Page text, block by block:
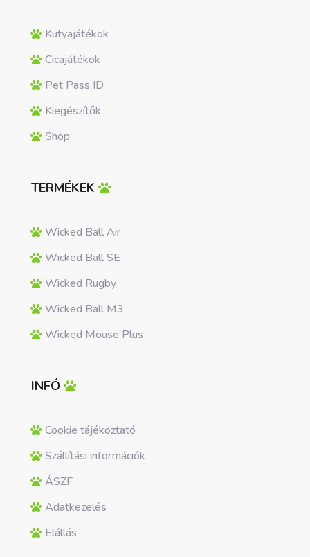
Kutyajátékok
Cicajátékok
Pet Pass ID
Kiegészítők
Shop
TERMÉKEK
Wicked Ball Air
Wicked Ball SE
Wicked Rugby
Wicked Ball M3
Wicked Mouse Plus
INFÓ
Cookie tájékoztató
Szállítási információk
ÁSZF
Adatkezelés
Elállás